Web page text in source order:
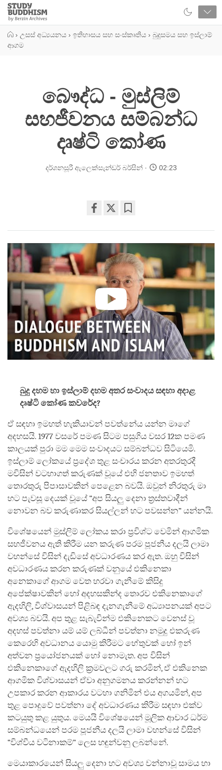
Close
Study
Buddhism
› උසස් අධ්‍යයනය › ඉතිහාසය සහ සංස්කෘතිය › බුදුසමය සහ ඉස්ලාම්
ආගම
බෞද්ධ - මුස්ලිම්
සහජීවනය සම්බන්ධ
දෘෂ්ටි කෝණ
දර්ශනසූරී ඇලෙක්සැන්ඩර් බර්සින් 02:23
on
facebook
බුදු දහම හා ඉස්ලාම් දහම අතර සංවාදය සඳහා අදාළ
දෘෂ්ටි කෝණ කවරේද?
ඒ සඳහා ඉමහත් හැකියාවන් පවත්නේය යන්න මාගේ
අදහසයි. 1977 වසරේ පමණ සිටම පසුගිය වසර 12ක පමණ
කාලයක් පුරා මම මෙම සංවාදයට සම්බන්ධව සිටියෙමි.
ඉස්ලාම් ලෝකයේ ප්‍රදේශ තුළ සංචාරය කරන අතරතුරදී
මවිසින් වටහාගත් කරුණක් වූයේ එහි ජනතාව ඉමහත්
තොරතුරු පිපාසාවකින් පෙළෙන බවයි. ඔවුන් නිරතුරු මා
හට පැවසූ දෙයක් වූයේ “අප සියලු දෙනා ත්‍රස්තවාදීන්
නොවන බව කරුණාකර සියල්ලන් හට පවසන්න” යන්නයි.
විශේෂයෙන් මුස්ලිම් ලෝකය කරා ප්‍රවිශ්ට වෙමින් ආගමික
සහජීවනය ඇති කිරීම යන කරුණ පරම පූජනීය දලයි ලාමා
වහන්සේ විසින් දැඩිසේ අවධාරණය කර ඇත. ඔහු විසින්
අවධාරණය කරන කරුණක් වනුයේ එකිනෙකා
අනෙකාගේ ආගම වෙත හරවා ගැනීමේ කිසිදු
අපේක්ෂාවකින් හෝ අදහසකින්ද තොරව එකිනෙකාගේ
ඇදහිලි, විශ්වාසයන් පිළිබඳ දැනගැනීමේ අධ්‍යාපනයක් අපට
අවශ්‍ය බවයි. අප තුළ සැබැවින්ම එකිනෙකට වෙනස් වූ
අදහස් පවත්නා යම් යම් ලබ්ධීන් පවත්නා නමුදු එකරුණ
කෙරෙහි අවධානය යොමු කිරීමට හේතුවක් හෝ ඉන්
අත්වන ප්‍රයෝජනයක් හෝ නොමැත. අප විසින්
එකිනෙකාගේ ඇදහිලි ක්‍රමවලට ගරු කරමින්, ඒ එකිනෙක
ආගමික විශ්වාසයන් ඒවා අනුගමනය කරන්නන් හට
උපකාර කරන ආකාරය වටහා ගනිමින් එය අගයමින්, අප
තුළ පොදුවේ පවත්නා දේ අවධාරණය කිරීම සඳහා එක්ව
කටයුතු කළ යුතුය. මෙයයි විශේෂයෙන් මූලික ආචාර ධර්ම
සම්බන්ධයෙන් පරම පූජනීය දලයි ලාමා වහන්සේ විසින්
“විශ්වීය වටිනාකම්” ලෙස හඳුන්වනු ලබන්නේ.
මෙයාකාරයෙන් සියලු දෙනා හට අවශ්‍ය වන්නාවූ සාමය හා